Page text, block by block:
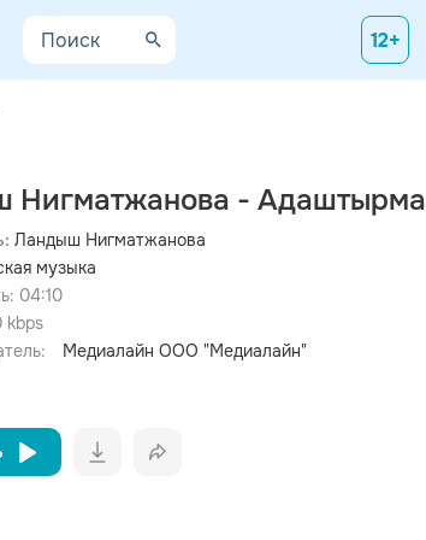
12+
Нигматжанова - Адаштырма
Ландыш Нигматжанова
музыка
04:10
kbps
Медиалайн ООО "Медиалайн"
3 файла без